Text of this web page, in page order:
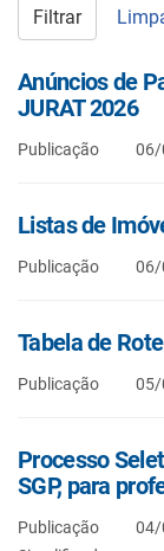
Filtrar
Anúncios de
JURAT 2026
Publicação 06/
Listas de
Publicação 06/
Tabela de
Publicação 05/
Processo
SGP, para
Publicação 04/